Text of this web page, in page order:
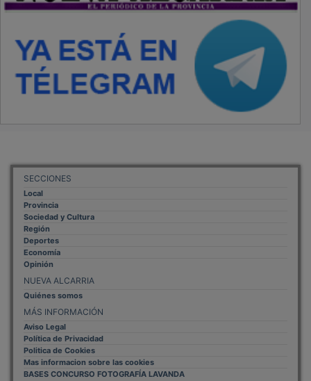
SECCIONES
Local
Provincia
Sociedad y Cultura
Región
Deportes
Economía
Opinión
NUEVA ALCARRIA
Quiénes somos
MÁS INFORMACIÓN
Aviso Legal
Política de Privacidad
Politica de Cookies
Mas informacion sobre las cookies
BASES CONCURSO FOTOGRAFÍA LAVANDA